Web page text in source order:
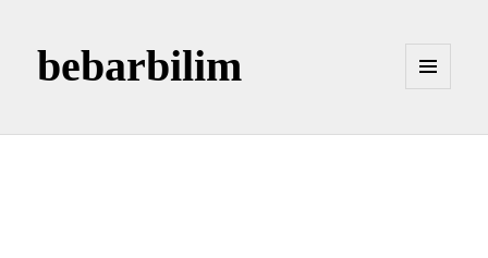
bebarbilim
BILEŞENLER